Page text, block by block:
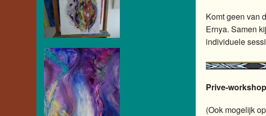
Komt geen van
Ernya. Samen
individuele
Prive-
(Ook mogelijk